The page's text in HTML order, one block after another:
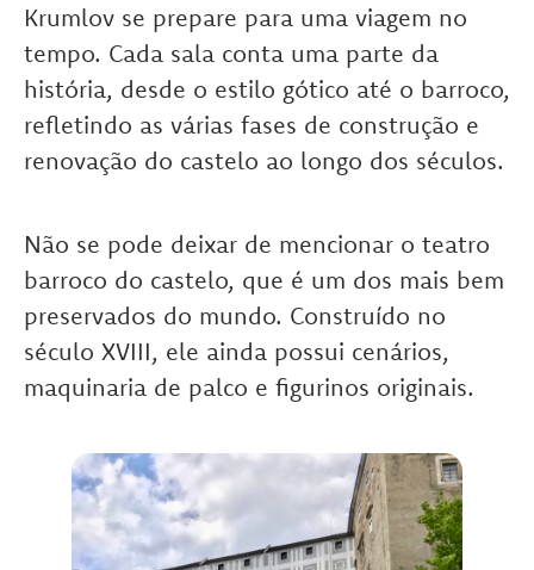
Krumlov se prepare para uma viagem no
tempo. Cada sala conta uma parte da
história, desde o estilo gótico até o barroco,
refletindo as várias fases de construção e
renovação do castelo ao longo dos séculos.
Não se pode deixar de mencionar o teatro
barroco do castelo, que é um dos mais bem
preservados do mundo. Construído no
século XVIII, ele ainda possui cenários,
maquinaria de palco e figurinos originais.